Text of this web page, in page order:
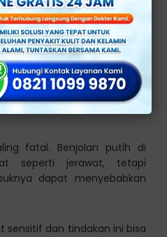
kesalahan umum, yang
menemukan benjolan
Menusuk
fatal. Benjolan putih di
seperti jerawat, tetapi
dapat menyebabkan
sensitif dan tindakan ini bisa